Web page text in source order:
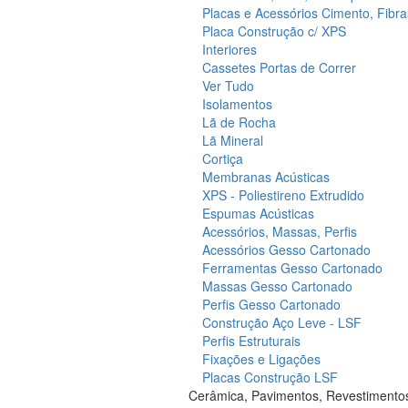
Placas e Acessórios Cimento,
Placa Construção c/ XPS
Interiores
Cassetes Portas de Correr
Ver Tudo
Isolamentos
Lã de Rocha
Lã Mineral
Cortiça
Membranas Acústicas
XPS - Poliestireno Extrudido
Espumas Acústicas
Acessórios, Massas, Perfis
Acessórios Gesso Cartonado
Ferramentas Gesso Cartonado
Massas Gesso Cartonado
Perfis Gesso Cartonado
Construção Aço Leve - LSF
Perfis Estruturais
Fixações e Ligações
Placas Construção LSF
Cerâmica, Pavimentos,